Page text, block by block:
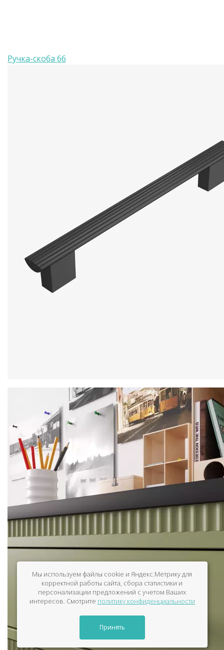
Ручка-скоба 66
Мы используем файлы cookie и Яндекс.Метрику для
корректной работы сайта, сбора статистики и
персонализации предложений с учетом Ваших
интересов. Смотрите политику конфиденциальности
Принять